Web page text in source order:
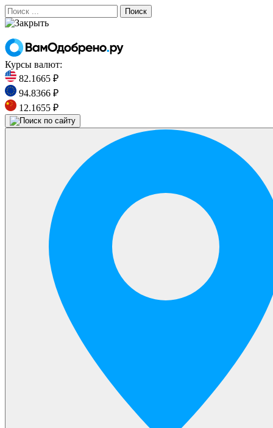
Поиск
Курсы валют:
82.1665 ₽
94.8366 ₽
12.1655 ₽